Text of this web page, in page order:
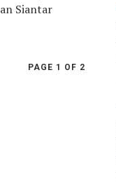
Siantar
PAGE 1 OF 2